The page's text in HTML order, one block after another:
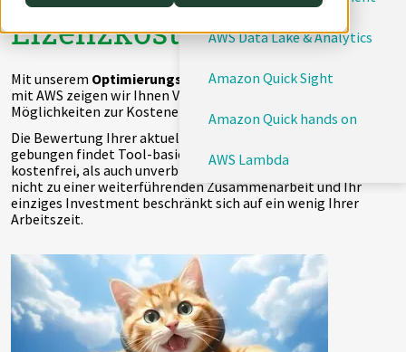
AWS Data Lake & Analytics
Amazon Quick Sight
Amazon Quick hands on
AWS Lambda
Lizenzkosten
Mit unserem Optimierungs- und Lizenzierungs-Assessment
mit AWS zeigen wir Ihnen Verbesserungspotentiale und
Möglichkeiten zur Kostenersparnis auf.
Die Bewertung Ihrer aktuellen On-Premise- und Cloud-Um-
gebungen findet Tool-basiert statt und ist für Sie sowohl
kostenfrei, als auch unverbindlich. D.h. Sie verpflichten sich
nicht zu einer weiterführenden Zusammenarbeit und Ihr
einziges Investment beschränkt sich auf ein wenig Ihrer
Arbeitszeit.
Data Governance & Datensicherheit
Digitale Souveränität